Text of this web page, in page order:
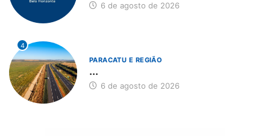
6 de agosto de 2026
4
PARACATU E REGIÃO
...
6 de agosto de 2026